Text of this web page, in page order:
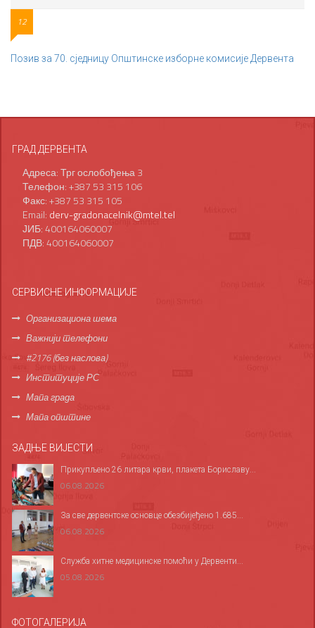
12
Позив за 70. сједницу Општинске изборне комисије Дервента
ГРАД ДЕРВЕНТА
Адреса: Трг ослобођења 3
Телефон: +387 53 315 106
Факс: +387 53 315 105
Email: derv-gradonacelnik@mtel.tel
ЈИБ: 400164060007
ПДВ: 400164060007
СЕРВИСНЕ ИНФОРМАЦИЈЕ
Организациона шема
Важнији телефони
#2176 (без наслова)
Институције РС
Мапа града
Мапа општине
ЗАДЊЕ ВИЈЕСТИ
Прикупљено 26 литара крви, плакета Бориславу...
06.08.2026
За све дервентске основце обезбијеђено 1.685...
06.08.2026
Служба хитне медицинске помоћи у Дервенти...
05.08.2026
ФОТОГАЛЕРИЈА